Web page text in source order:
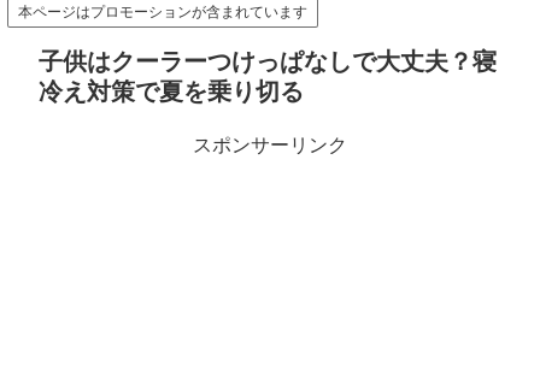
本ページはプロモーションが含まれています
子供はクーラーつけっぱなしで大丈夫？寝
冷え対策で夏を乗り切る
スポンサーリンク